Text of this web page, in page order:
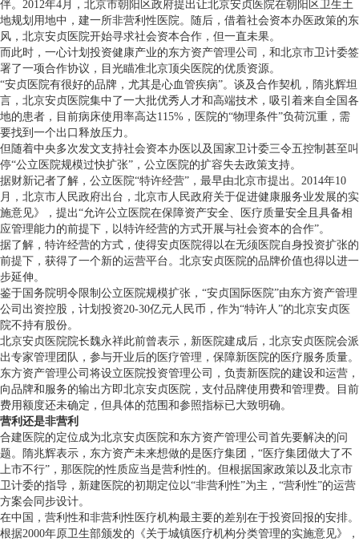
伴。2012年4月，北京市朝阳区政府提出让北京安贞医院在朝阳区卫生土
地规划用地中，建一所非营利性医院。随后，借着社会资本办医政策的东
风，北京安贞医院开始寻求社会资本合作，但一直未果。
而此时，一心计划投资健康产业的东方资产管理公司，和北京市卫计委签
署了一项合作协议，目光瞄准北京顶尖医院的优质资源。
“安贞医院有很好的品牌，尤其是心血管疾病”。谈及合作契机，隋兆辉坦
言，北京安贞医院集中了一大批优秀人才和高端技术，吸引着来自全国各
地的患者，目前病床使用率高达115%，医院的“物理条件”负荷沉重，需
要找到一个出口释放压力。
但随着中央多次发文支持社会资本办医以及国家卫计委三令五控制甚至叫
停“公立医院规模过快扩张”，公立医院的扩容失去政策支持。
据财新记者了解，公立医院“特许经营”，最早由北京市提出。2014年10
月，北京市人民政府出台，北京市人民政府关于促进健康服务业发展的实
施意见》，提出“允许公立医院在保障资产安全、医疗质量安全且具备相
应管理能力的前提下，以特许经营的方式开展与社会资本的合作”。
据了解，特许经营的方式，使得安贞医院得以在无须医院自身投资扩张的
前提下，获得了一个新的运营平台。北京安贞医院的品牌价值也得以进一
步延伸。
鉴于国务院明令限制公立医院规模扩张，“安贞国际医院”由东方资产管理
公司出资控股，计划投资20-30亿元人民币，作为“特许人”的北京安贞医
院不持有股份。
北京安贞医院院长魏永祥此前曾表示，新医院建成后，北京安贞医院会派
出专家管理团队，参与开业后的医疗管理，保障新医院的医疗服务质量。
东方资产管理公司将设立医院投资管理公司，负责新医院的建设和运营，
向品牌和服务的输出方即北京安贞医院，支付品牌使用费和管理费。目前
费用额度还未确定，但具体的范围和参照指标已大致明确。
营利还是非营利
合建医院的定位成为北京安贞医院和东方资产管理公司首先要解决的问
题。隋兆辉表示，东方资产未来想做的是医疗集团，“医疗集团做大了不
上市不行”，那医院的性质应当是营利性的。但根据国家政策以及北京市
卫计委的指导，新建医院的初期定位以“非营利性”为主，“营利性”的运营
方案会同步设计。
在中国，营利性和非营利性医疗机构最主要的差别在于投资回报的安排。
根据2000年原卫生部颁发的《关于城镇医疗机构分类管理的实施意见》，